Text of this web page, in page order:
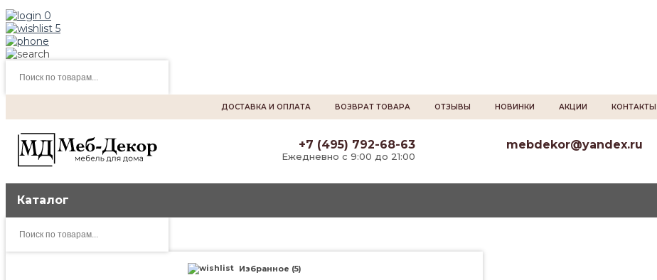
0
5
товаров
ДОСТАВКА И ОПЛАТА ВОЗВРАТ ТОВАРА ОТЗЫВЫ НОВИНКИ АКЦИИ КОНТАКТЫ
+7 (495) 792-68-63
Ежедневно с 9:00 до 21:00
mebdekor@yandex.ru
Каталог
товаров
Избранное (5)